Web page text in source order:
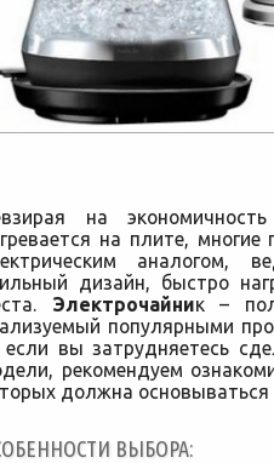
на
на плите,
аналогом,
дизайн, быстро
Электрочайник –
популярными
вы затрудняетесь
рекомендуем
должна основываться
ВЫБОРА: